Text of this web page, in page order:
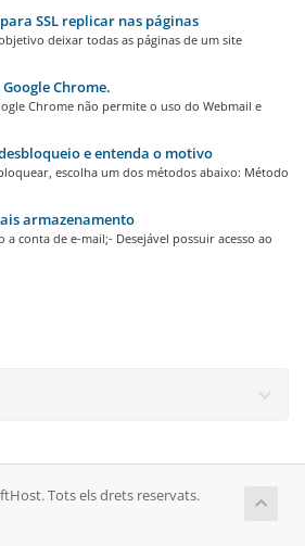
SSL replicar nas páginas
deixar todas as páginas de um site
Chrome.
Chrome não permite o uso do Webmail e
e entenda o motivo
escolha um dos métodos abaixo: Método
armazenamento
a conta de e-mail;- Desejável possuir acesso ao
Tots els drets reservats.